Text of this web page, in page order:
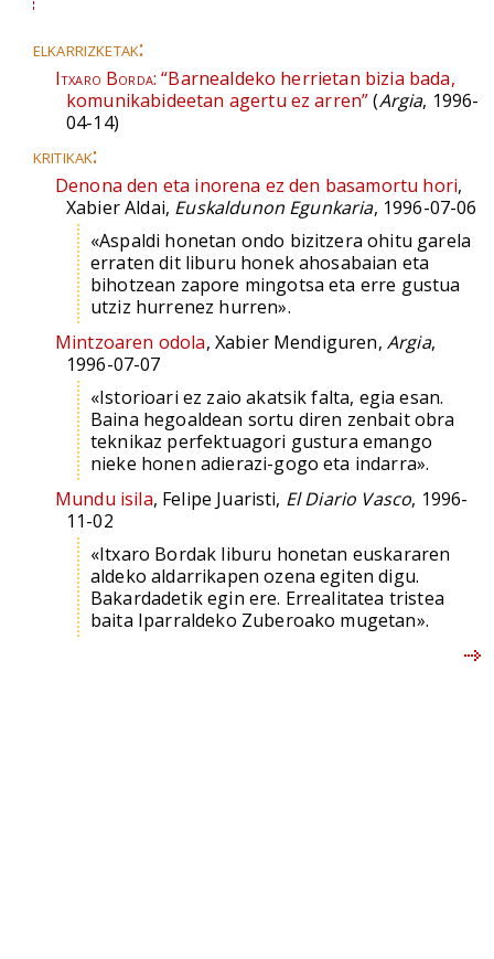
elkarrizketak:
Itxaro Borda: “Barnealdeko herrietan bizia bada,
komunikabideetan agertu ez arren”(Argia, 1996-
04-14)
kritikak:
Denona den eta inorena ez den basamortu hori,
Xabier Aldai, Euskaldunon Egunkaria, 1996-07-06
«Aspaldi honetan ondo bizitzera ohitu garela
erraten dit liburu honek ahosabaian eta
bihotzean zapore mingotsa eta erre gustua
utziz hurrenez hurren».
Mintzoaren odola, Xabier Mendiguren, Argia,
1996-07-07
«Istorioari ez zaio akatsik falta, egia esan.
Baina hegoaldean sortu diren zenbait obra
teknikaz perfektuagori gustura emango
nieke honen adierazi-gogo eta indarra».
Mundu isila, Felipe Juaristi, El Diario Vasco, 1996-
11-02
«Itxaro Bordak liburu honetan euskararen
aldeko aldarrikapen ozena egiten digu.
Bakardadetik egin ere. Errealitatea tristea
baita Iparraldeko Zuberoako mugetan».